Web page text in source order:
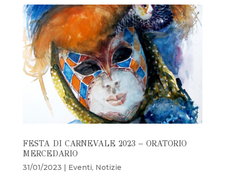
FESTA DI CARNEVALE 2023 – ORATORIO
MERCEDARIO
31/01/2023 | Eventi, Notizie